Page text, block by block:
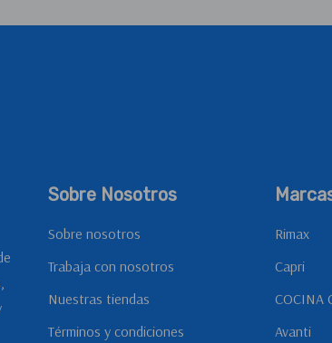
Sobre Nosotros
Sobre nosotros
Trabaja con nosotros
Nuestras tiendas
Términos y condiciones
Rimax
Capri
COCINA
Avanti